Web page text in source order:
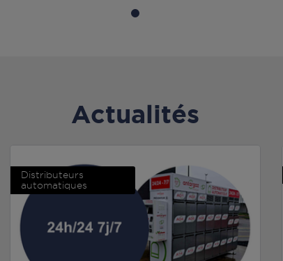
Actualités
Distributeurs
automatiques